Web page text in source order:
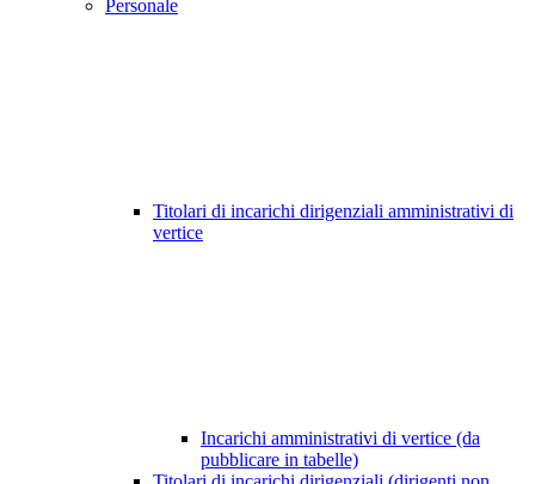
Personale
Titolari di incarichi dirigenziali amministrativi di
vertice
Incarichi amministrativi di vertice (da
pubblicare in tabelle)